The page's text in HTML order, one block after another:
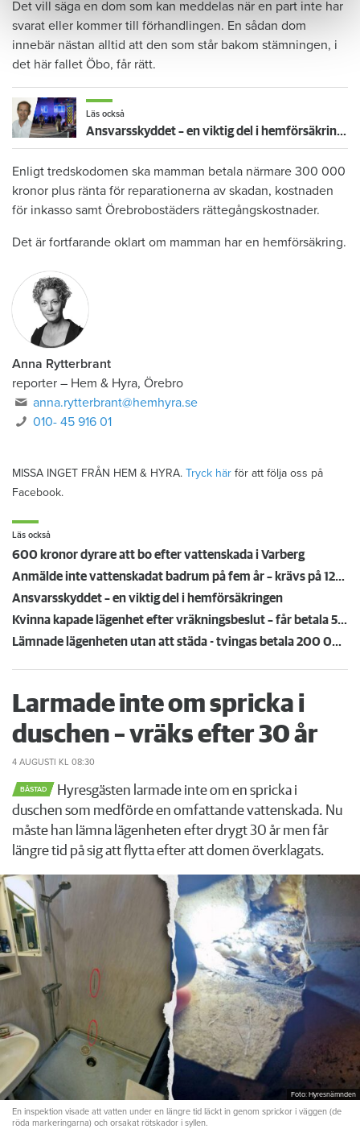
Det vill säga en dom som kan meddelas när en part inte har
svarat eller kommer till förhandlingen. En sådan dom
innebär nästan alltid att den som står bakom stämningen, i
det här fallet Öbo, får rätt.
Läs också
Ansvarsskyddet – en viktig del i hemförsäkringen
Enligt tredskodomen ska mamman betala närmare 300 000
kronor plus ränta för reparationerna av skadan, kostnaden
för inkasso samt Örebrobostäders rättegångskostnader.
Det är fortfarande oklart om mamman har en hemförsäkring.
Anna Rytterbrant
reporter – Hem & Hyra, Örebro
anna.rytterbrant@hemhyra.se
010- 45 916 01
MISSA INGET FRÅN HEM & HYRA. Tryck här för att följa oss på
Facebook.
Läs också
600 kronor dyrare att bo efter vattenskada i Varberg
Anmälde inte vattenskadat badrum på fem år – krävs på 125 000 kronor
Ansvarsskyddet – en viktig del i hemförsäkringen
Kvinna kapade lägenhet efter vräkningsbeslut – får betala 50 000
Lämnade lägenheten utan att städa - tvingas betala 200 000 kronor
Larmade inte om spricka i
duschen – vräks efter 30 år
4 AUGUSTI KL 08:30
BÅSTAD
Hyresgästen larmade inte om en spricka i
duschen som medförde en omfattande vattenskada. Nu
måste han lämna lägenheten efter drygt 30 år men får
längre tid på sig att flytta efter att domen överklagats.
Foto: Hyresnämnden
En inspektion visade att vatten under en längre tid läckt in genom sprickor i väggen (de
röda markeringarna) och orsakat rötskador i syllen.